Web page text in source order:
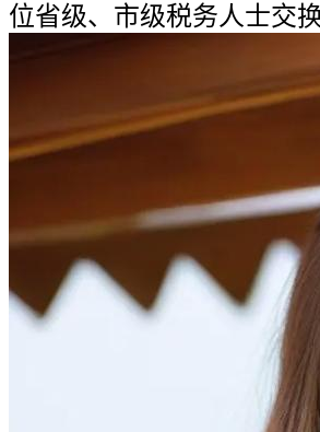
位省级、市级税务人士交换